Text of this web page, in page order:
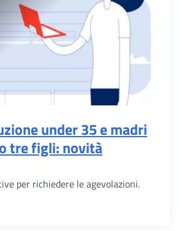
under 35 e madri
tre figli: novità
per richiedere le agevolazioni.